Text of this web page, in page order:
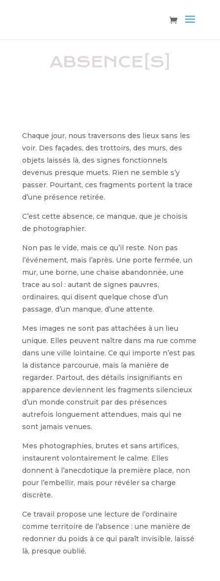
ABSENCE[S]
Chaque jour, nous traversons des lieux sans les
voir. Des façades, des trottoirs, des murs, des
objets laissés là, des signes fonctionnels
devenus presque muets. Rien ne semble s’y
passer. Pourtant, ces fragments portent la trace
d’une présence retirée.
C’est cette absence, ce manque, que je choisis
de photographier.
Non pas le vide, mais ce qu’il reste. Non pas
l’événement, mais l’après. Une porte fermée, un
mur, une borne, une chaise abandonnée, une
trace au sol : autant de signes pauvres,
ordinaires, qui disent quelque chose d’un
passage, d’un manque, d’une attente.
Mes images ne sont pas attachées à un lieu
unique. Elles peuvent naître dans ma rue comme
dans une ville lointaine. Ce qui importe n’est pas
la distance parcourue, mais la manière de
regarder. Partout, des détails insignifiants en
apparence deviennent les fragments silencieux
d’un monde construit par des présences
autrefois longuement attendues, mais qui ne
sont jamais venues.
Mes photographies, brutes et sans artifices,
instaurent volontairement le calme. Elles
donnent à l’anecdotique la première place, non
pour l’embellir, mais pour révéler sa charge
discrète.
Ce travail propose une lecture de l’ordinaire
comme territoire de l’absence : une manière de
redonner du poids à ce qui paraît invisible, laissé
là, presque oublié.